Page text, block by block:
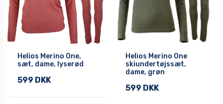
Helios Merino One,
sæt, dame, lyserød
599 DKK
Helios Merino One
skiundertøjssæt,
dame, grøn
599 DKK